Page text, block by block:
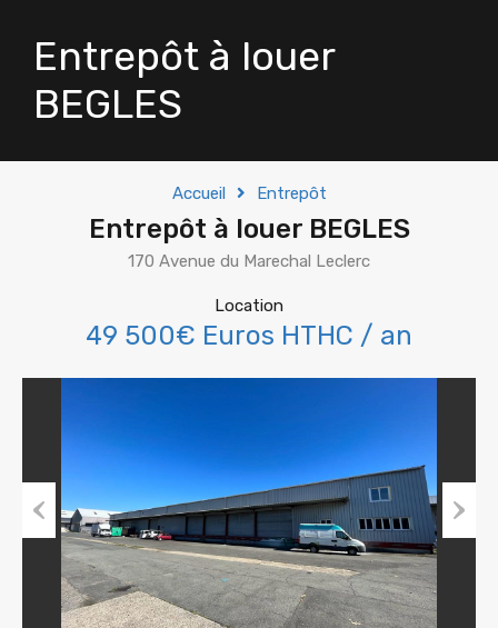
Entrepôt à louer
BEGLES
Accueil Entrepôt
Entrepôt à louer BEGLES
170 Avenue du Marechal Leclerc
Location
49 500€ Euros HTHC / an
Previous